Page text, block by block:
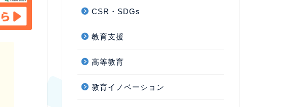
CSR・SDGs
教育支援
高等教育
教育イノベーション